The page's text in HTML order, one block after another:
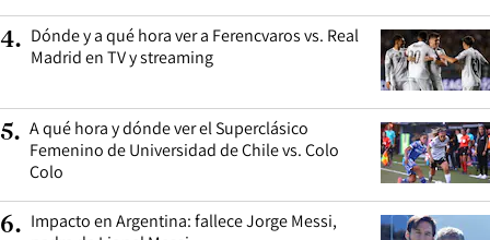
4. Dónde y a qué hora ver a Ferencvaros vs. Real
Madrid en TV y streaming
5. A qué hora y dónde ver el Superclásico
Femenino de Universidad de Chile vs. Colo
Colo
6. Impacto en Argentina: fallece Jorge Messi,